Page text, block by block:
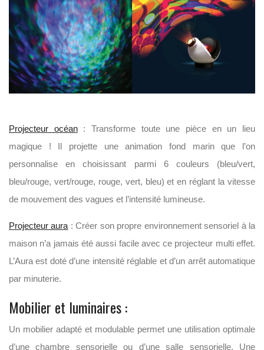
Projecteur océan: Transforme toute une pièce en un lieu
magique ! Il projette une animation fond marin que l’on
personnalise en choisissant parmi 6 couleurs (bleu/vert,
bleu/rouge, vert/rouge, rouge, vert, bleu) et en réglant la vitesse
de mouvement des vagues et l’intensité lumineuse.
Projecteur aura : Créer son propre environnement sensoriel à la
maison n’a jamais été aussi facile avec ce projecteur multi effet.
L’Aura est doté d’une intensité réglable et d’un arrêt automatique
par minuterie.
Mobilier et luminaires :
Un mobilier adapté et modulable permet une utilisation optimale
d’une chambre sensorielle ou d’une salle sensorielle. Une